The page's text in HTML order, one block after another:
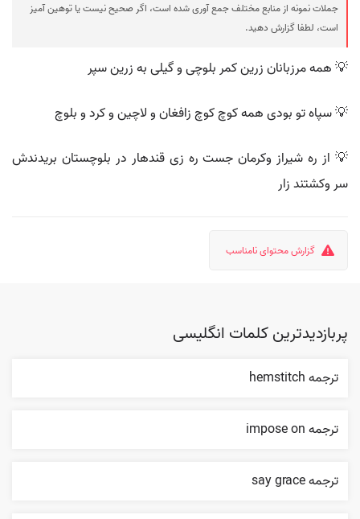
جملات نمونه از منابع مختلف جمع آوری شده است، اگر صحیح نیست یا توهین آمیز
است، لطفا گزارش دهید.
💡 همه مرزبانان زرین کمر بلوچی و گیلی به زرین سپر
💡 سپاه تو بودی همه کوچ کوچ زافغان و لاچین و کرد و بلوچ
💡 از ره شیراز وکرمان جست ره زی قندهار در بلوچستان بریدندش
سر وکشتند زار
گزارش محتوای نامناسب
پربازدیدترین کلمات انگلیسی
ترجمه hemstitch
ترجمه impose on
ترجمه say grace